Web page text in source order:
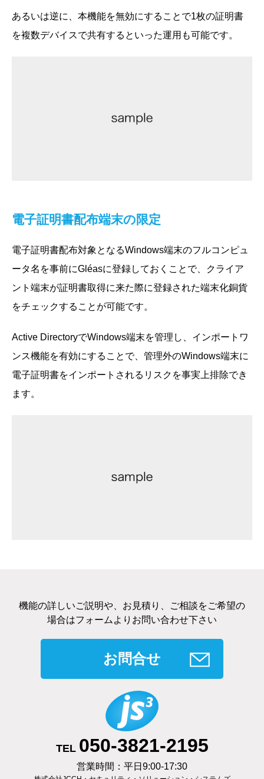
あるいは逆に、本機能を無効にすることで1枚の証明書
を複数デバイスで共有するといった運用も可能です。
電子証明書配布端末の限定
電子証明書配布対象となるWindows端末のフルコンピュ
ータ名を事前にGléasに登録しておくことで、クライア
ント端末が証明書取得に来た際に登録された端末化銅貨
をチェックすることが可能です。
Active DirectoryでWindows端末を管理し、インポートワ
ンス機能を有効にすることで、管理外のWindows端末に
電子証明書をインポートされるリスクを事実上排除でき
ます。
機能の詳しいご説明や、お見積り、ご相談をご希望の
場合はフォームよりお問い合わせ下さい
お問合せ
TEL 050-3821-2195
営業時間：平日9:00-17:30